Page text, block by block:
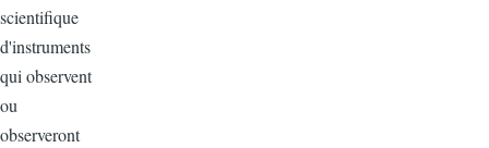
scientifique
d'instruments
qui observent
ou
observeront